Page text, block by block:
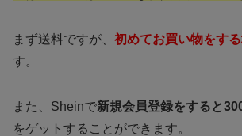
まず送料ですが、 初めてお買い物をす
す。
また、Sheinで新規会員登録をすると
をゲットすることができます。